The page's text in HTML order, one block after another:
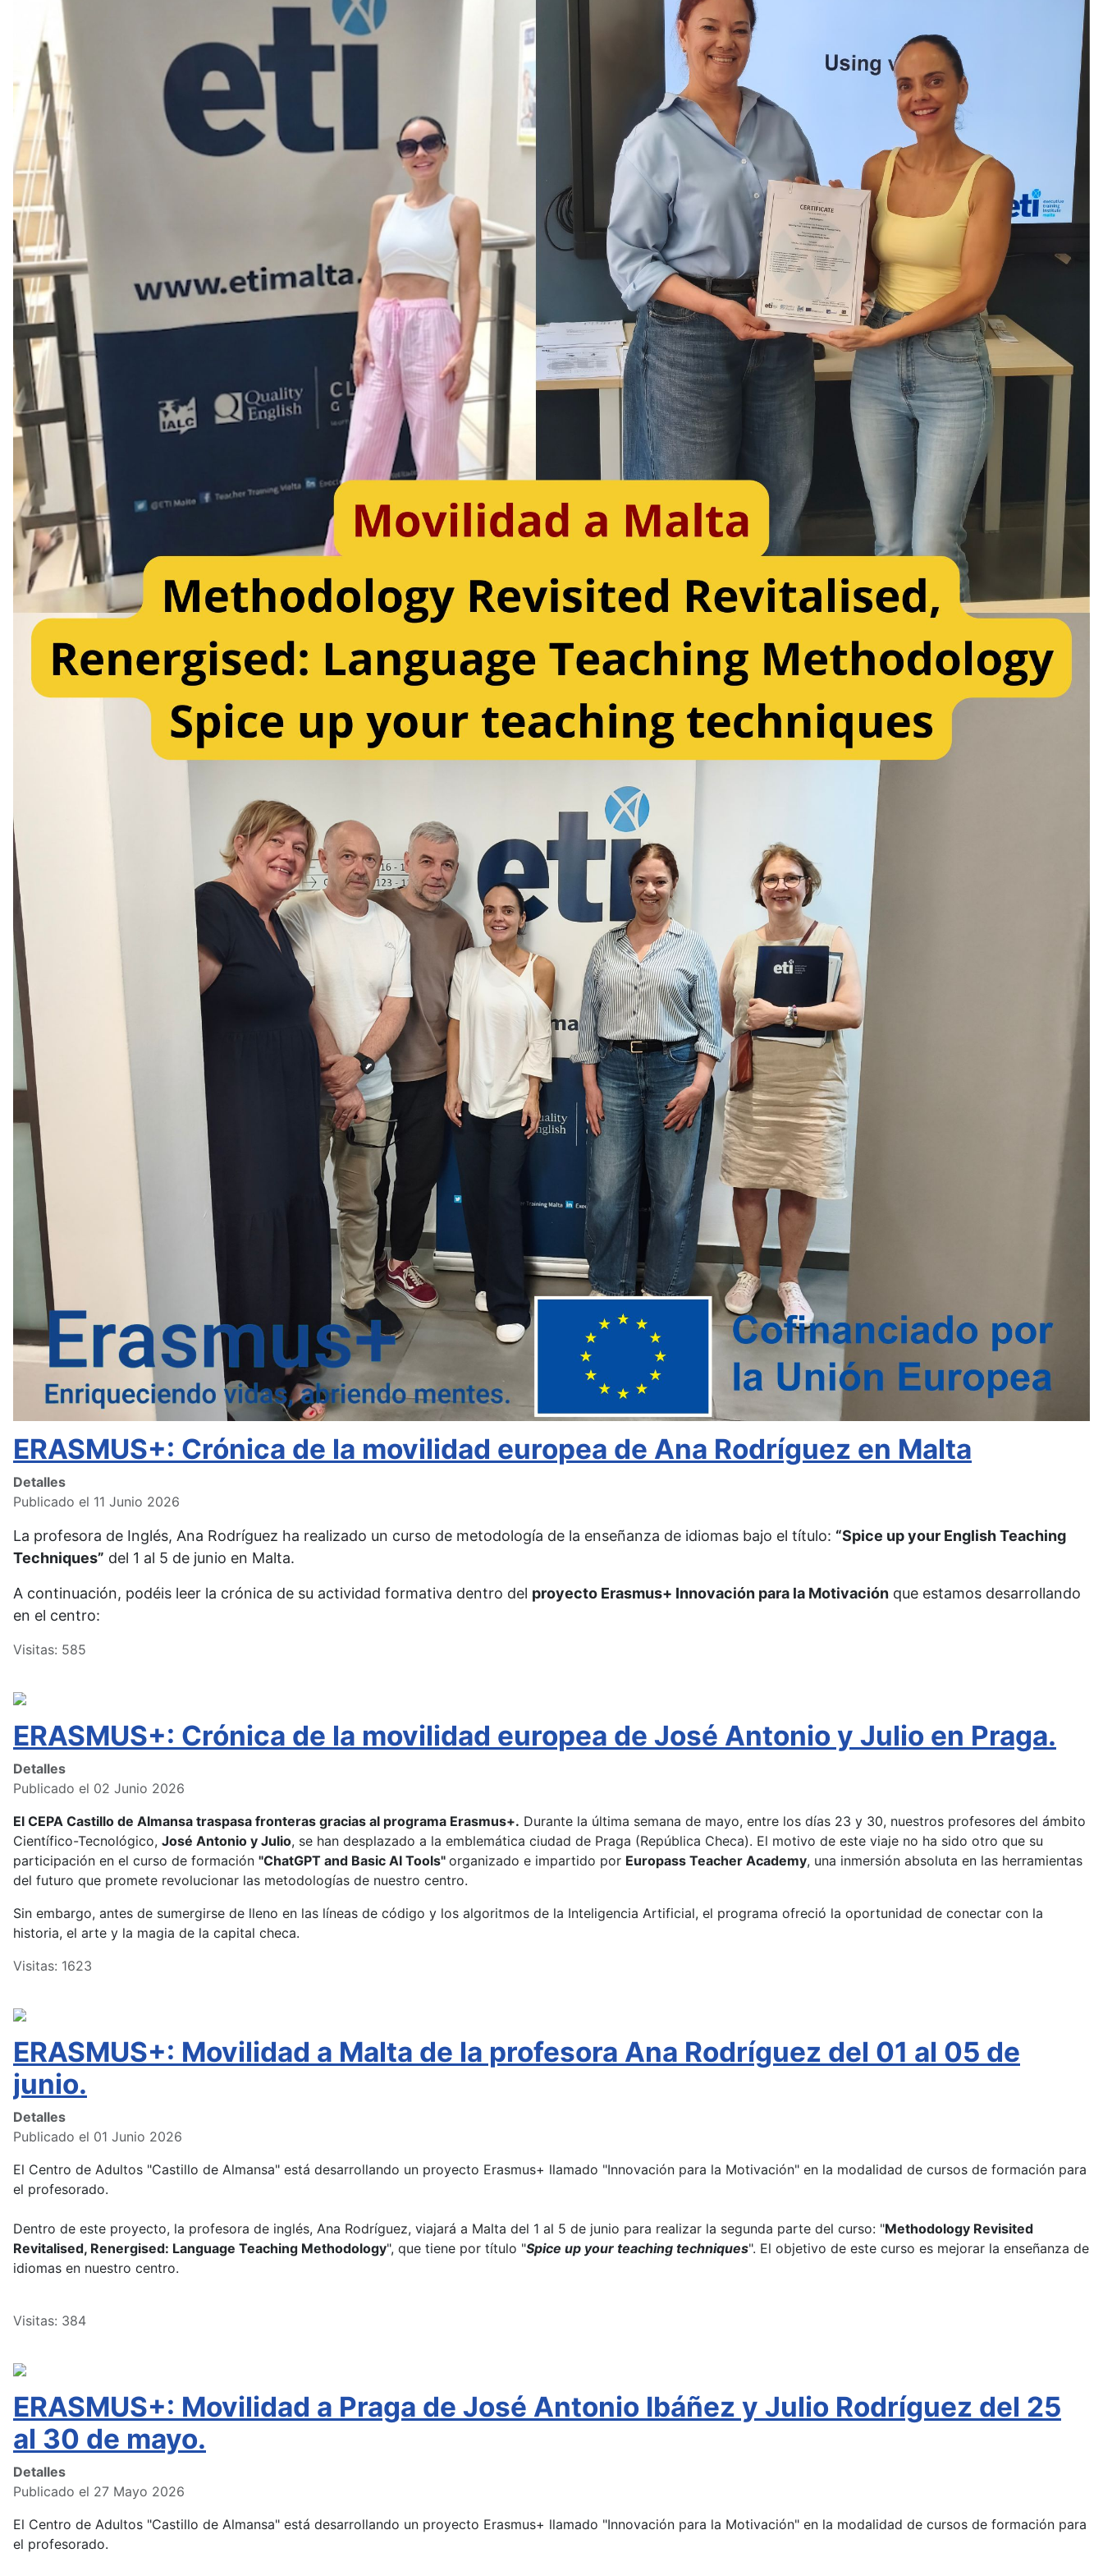
ERASMUS+: Crónica de la movilidad europea de Ana Rodríguez en Malta
Detalles
Publicado el 11 Junio 2026
La profesora de Inglés, Ana Rodríguez ha realizado un curso de metodología de la enseñanza de idiomas bajo el título: “Spice up your English Teaching
Techniques” del 1 al 5 de junio en Malta.
A continuación, podéis leer la crónica de su actividad formativa dentro del proyecto Erasmus+ Innovación para la Motivación que estamos desarrollando
en el centro:
Visitas: 585
ERASMUS+: Crónica de la movilidad europea de José Antonio y Julio en Praga.
Detalles
Publicado el 02 Junio 2026
El CEPA Castillo de Almansa traspasa fronteras gracias al programa Erasmus+. Durante la última semana de mayo, entre los días 23 y 30, nuestros profesores del ámbito
Científico-Tecnológico, José Antonio y Julio, se han desplazado a la emblemática ciudad de Praga (República Checa). El motivo de este viaje no ha sido otro que su
participación en el curso de formación "ChatGPT and Basic AI Tools" organizado e impartido por Europass Teacher Academy, una inmersión absoluta en las herramientas
del futuro que promete revolucionar las metodologías de nuestro centro.
Sin embargo, antes de sumergirse de lleno en las líneas de código y los algoritmos de la Inteligencia Artificial, el programa ofreció la oportunidad de conectar con la
historia, el arte y la magia de la capital checa.
Visitas: 1623
ERASMUS+: Movilidad a Malta de la profesora Ana Rodríguez del 01 al 05 de
junio.
Detalles
Publicado el 01 Junio 2026
El Centro de Adultos "Castillo de Almansa" está desarrollando un proyecto Erasmus+ llamado "Innovación para la Motivación" en la modalidad de cursos de formación para
el profesorado.
Dentro de este proyecto, la profesora de inglés, Ana Rodríguez, viajará a Malta del 1 al 5 de junio para realizar la segunda parte del curso: "Methodology Revisited
Revitalised, Renergised: Language Teaching Methodology", que tiene por título "Spice up your teaching techniques". El objetivo de este curso es mejorar la enseñanza de
idiomas en nuestro centro.
Visitas: 384
ERASMUS+: Movilidad a Praga de José Antonio Ibáñez y Julio Rodríguez del 25
al 30 de mayo.
Detalles
Publicado el 27 Mayo 2026
El Centro de Adultos "Castillo de Almansa" está desarrollando un proyecto Erasmus+ llamado "Innovación para la Motivación" en la modalidad de cursos de formación para
el profesorado.